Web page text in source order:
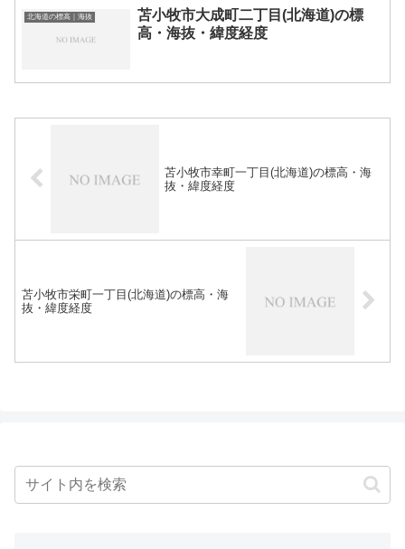
北海道の標高｜海抜
苫小牧市大成町二丁目(北海道)の標
高・海抜・緯度経度
苫小牧市幸町一丁目(北海道)の標高・海
抜・緯度経度
苫小牧市栄町一丁目(北海道)の標高・海
抜・緯度経度